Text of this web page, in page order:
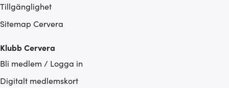
Tillgänglighet
Sitemap Cervera
Klubb Cervera
Bli medlem / Logga in
Digitalt medlemskort